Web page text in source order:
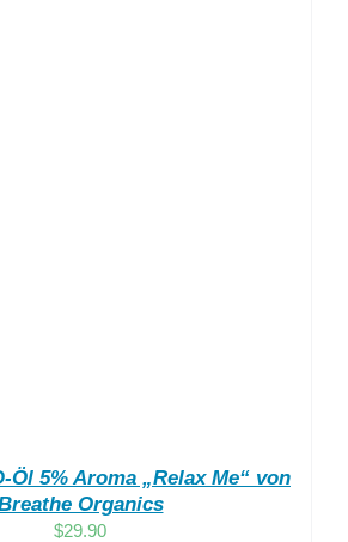
Öl 5% Aroma „Relax Me“ von
Organics
$29.90